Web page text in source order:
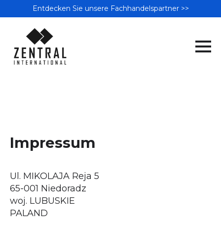
Entdecken Sie unsere Fachhandelspartner >>
Impressum
Ul. MIKOLAJA Reja 5
65-001 Niedoradz
woj. LUBUSKIE
PALAND